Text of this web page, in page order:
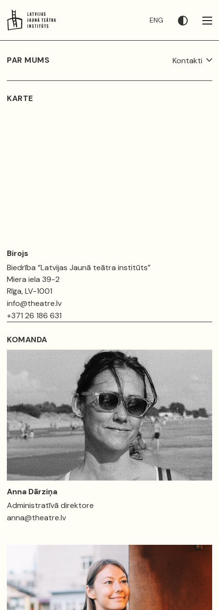
ENG
PAR MUMS Kontakti
KARTE
Birojs
Biedrība “Latvijas Jaunā teātra institūts”
Miera iela 39-2
Rīga, LV-1001
info@theatre.lv
+371 26 186 631
KOMANDA
Anna Dārziņa
Administratīvā direktore
anna@theatre.lv